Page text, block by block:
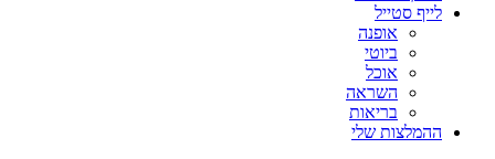
לייף סטייל
אופנה
ביוטי
אוכל
השראה
בריאות
ההמלצות שלי